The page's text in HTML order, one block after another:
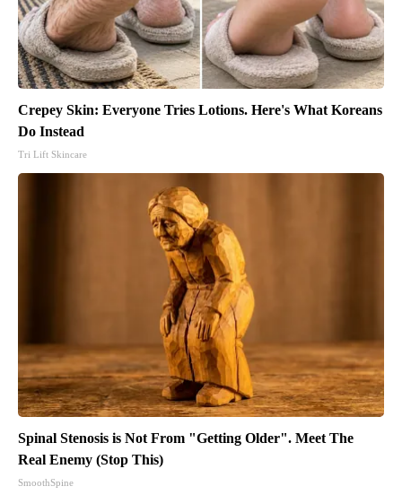
Crepey Skin: Everyone Tries Lotions. Here's What Koreans
Do Instead
Tri Lift Skincare
Spinal Stenosis is Not From "Getting Older". Meet The
Real Enemy (Stop This)
SmoothSpine